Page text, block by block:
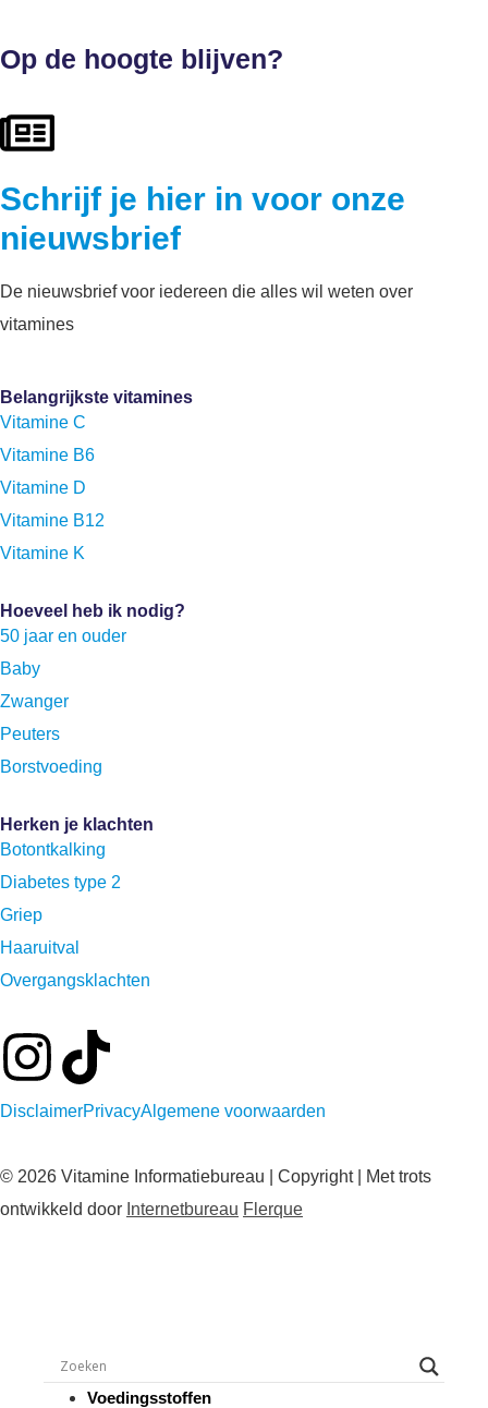
Op de hoogte blijven?
Schrijf je hier in voor onze
nieuwsbrief
De nieuwsbrief voor iedereen die alles wil weten over
vitamines
Belangrijkste vitamines
Vitamine C
Vitamine B6
Vitamine D
Vitamine B12
Vitamine K
Hoeveel heb ik nodig?
50 jaar en ouder
Baby
Zwanger
Peuters
Borstvoeding
Herken je klachten
Botontkalking
Diabetes type 2
Griep
Haaruitval
Overgangsklachten
DisclaimerPrivacyAlgemene voorwaarden
© 2026 Vitamine Informatiebureau | Copyright | Met trots
ontwikkeld door Internetbureau Flerque
Voedingsstoffen